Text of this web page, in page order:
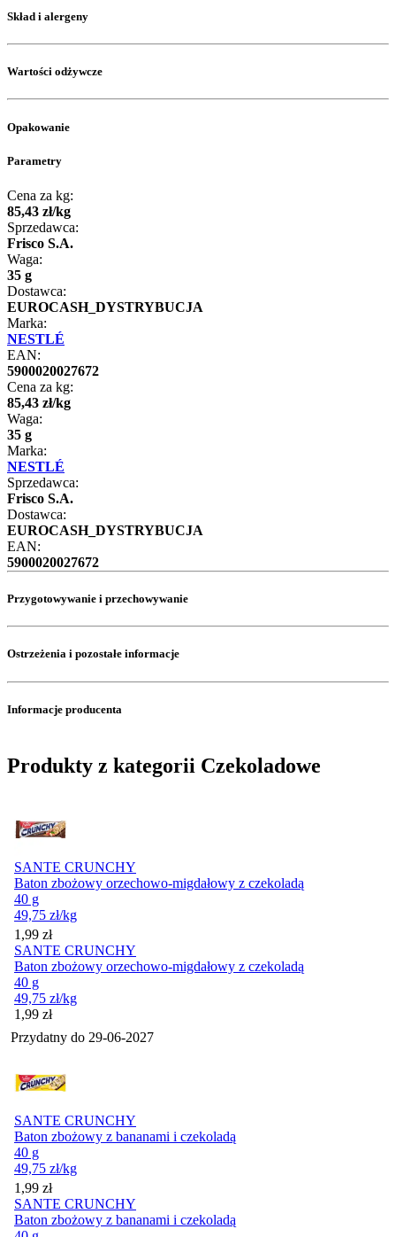
Skład i alergeny
Wartości odżywcze
Opakowanie
Parametry
Cena za kg:
85,43 zł/kg
Sprzedawca:
Frisco S.A.
Waga:
35 g
Dostawca:
EUROCASH_DYSTRYBUCJA
Marka:
NESTLÉ
EAN:
5900020027672
Cena za kg:
85,43 zł/kg
Waga:
35 g
Marka:
NESTLÉ
Sprzedawca:
Frisco S.A.
Dostawca:
EUROCASH_DYSTRYBUCJA
EAN:
5900020027672
Przygotowywanie i przechowywanie
Ostrzeżenia i pozostałe informacje
Informacje producenta
Produkty z kategorii Czekoladowe
SANTE CRUNCHY
Baton zbożowy orzechowo-migdałowy z czekoladą
40 g
49,75 zł/kg
Cena
1,99 zł
SANTE CRUNCHY
Baton zbożowy orzechowo-migdałowy z czekoladą
40 g
49,75 zł/kg
Cena
1,99 zł
Przydatny do 29-06-2027
SANTE CRUNCHY
Baton zbożowy z bananami i czekoladą
40 g
49,75 zł/kg
Cena
1,99 zł
SANTE CRUNCHY
Baton zbożowy z bananami i czekoladą